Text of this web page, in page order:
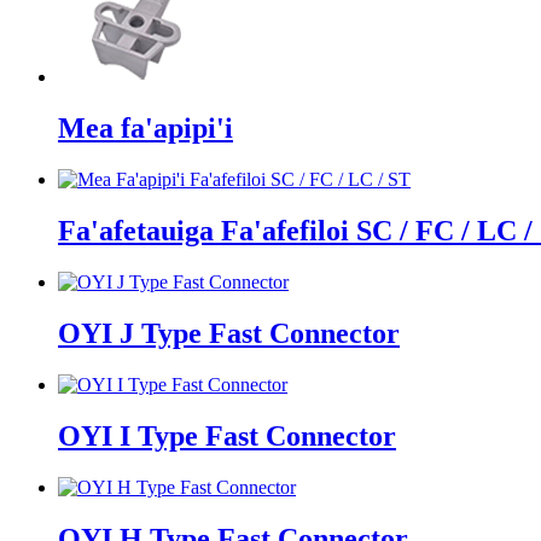
Mea fa'apipi'i
Fa'afetauiga Fa'afefiloi SC / FC / LC /
OYI J Type Fast Connector
OYI I Type Fast Connector